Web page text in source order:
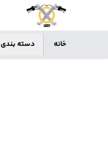
خانه دسته بندی